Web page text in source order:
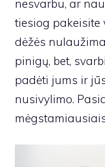
nesvarbu, ar
tiesiog pakeisite
dėžės
pinigų, bet,
padėti jums ir
nusivylimo.